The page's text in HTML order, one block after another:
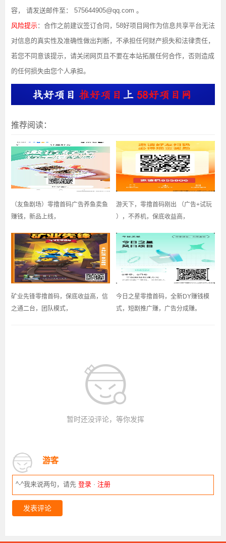
容， 请发送邮件至： 575644905@qq.com 。
风险提示：合作之前建议签订合同，58好项目网作为信息共享平台无法
对信息的真实性及准确性做出判断，不承担任何财产损失和法律责任，
若您不同意该提示，请关闭网页且不要在本站拓展任何合作，否则造成
的任何损失由您个人承担。
推荐阅读：
（友鱼剧场）零撸首码广告养鱼卖鱼
赚钱，新品上线，
游天下，零撸首码刚出 （广告+试玩
），不养机，保底收益高，
矿业先锋零撸首码，保底收益高，信
之通二台，团队模式，
今日之星零撸首码，全新DY赚钱模
式，短剧推广赚，广告分成赚。
暂时还没评论，等你发挥
游客
^-^我来说两句，请先登录 · 注册
发表评论